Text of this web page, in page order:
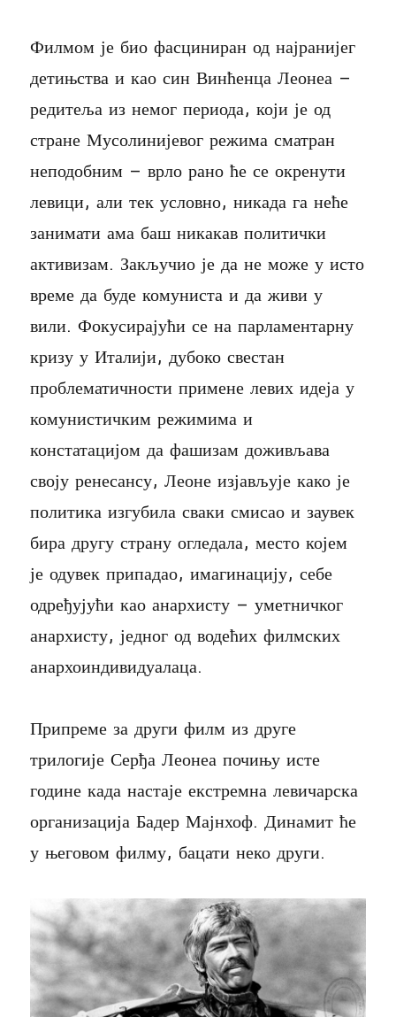
Филмом је био фасциниран од најранијег
детињства и као син Винћенца Леонеа –
редитеља из немог периода, који је од
стране Мусолинијевог режима сматран
неподобним – врло рано ће се окренути
левици, али тек условно, никада га неће
занимати ама баш никакав политички
активизам. Закључио је да не може у исто
време да буде комуниста и да живи у
вили. Фокусирајући се на парламентарну
кризу у Италији, дубоко свестан
проблематичности примене левих идеја у
комунистичким режимима и
констатацијом да фашизам доживљава
своју ренесансу, Леоне изјављује како је
политика изгубила сваки смисао и заувек
бира другу страну огледала, место којем
је одувек припадао, имагинацију, себе
одређујући као анархисту – уметничког
анархисту, једног од водећих филмских
анархоиндивидуалаца.
Припреме за други филм из друге
трилогије Серђа Леонеа почињу исте
године када настаје екстремна левичарска
организација Бадер Мајнхоф. Динамит ће
у његовом филму, бацати неко други.